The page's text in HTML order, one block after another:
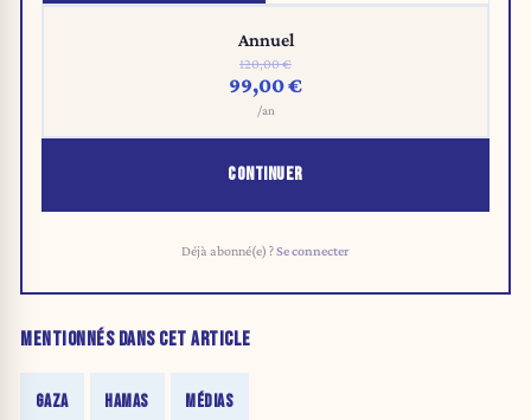
Annuel
120,00 €
99,00 €
/an
CONTINUER
Déjà abonné(e) ?Se connecter
MENTIONNÉS DANS CET ARTICLE
GAZA HAMAS MÉDIAS